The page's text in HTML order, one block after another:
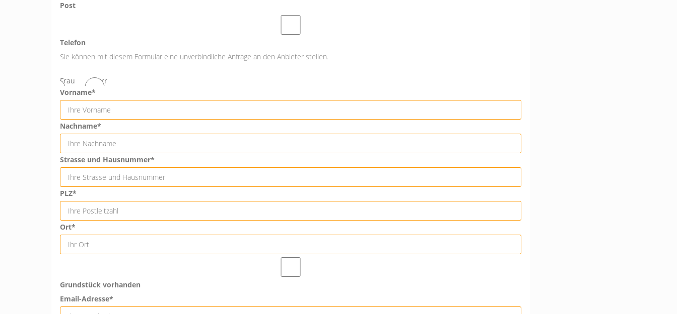
Post
Telefon
Sie können mit diesem Formular eine unverbindliche Anfrage an den Anbieter stellen.
Frau
Herr
Vorname*
Nachname*
Strasse und Hausnummer*
PLZ*
Ort*
Grundstück vorhanden
Email-Adresse*